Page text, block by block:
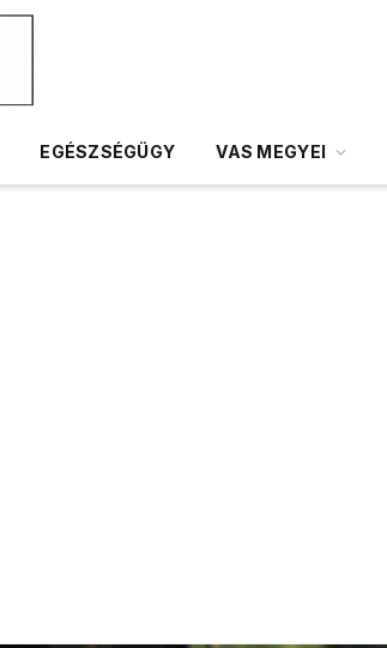
EGÉSZSÉGÜGY VAS MEGYEI